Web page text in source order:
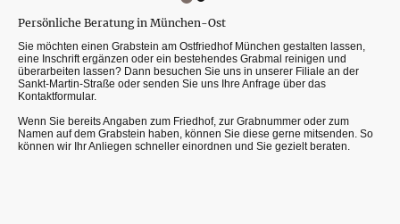
Persönliche Beratung in München-Ost
Sie möchten einen Grabstein am Ostfriedhof München gestalten lassen,
eine Inschrift ergänzen oder ein bestehendes Grabmal reinigen und
überarbeiten lassen? Dann besuchen Sie uns in unserer Filiale an der
Sankt-Martin-Straße oder senden Sie uns Ihre Anfrage über das
Kontaktformular.
Wenn Sie bereits Angaben zum Friedhof, zur Grabnummer oder zum
Namen auf dem Grabstein haben, können Sie diese gerne mitsenden. So
können wir Ihr Anliegen schneller einordnen und Sie gezielt beraten.